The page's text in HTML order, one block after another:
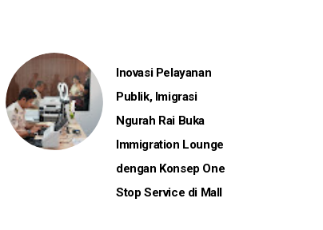
Inovasi Pelayanan
Publik, Imigrasi
Ngurah Rai Buka
Immigration Lounge
dengan Konsep One
Stop Service di Mall